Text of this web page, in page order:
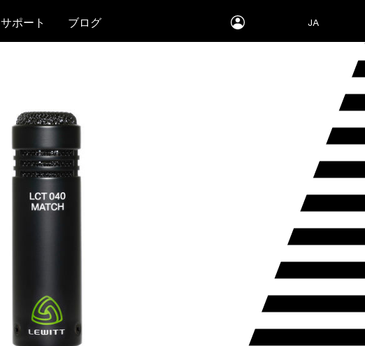
サポート ブログ myLEWITT
Account
JA